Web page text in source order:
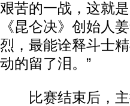
艰苦的一战，这就
《昆仑决》创始人
烈，最能诠释斗士
动的留了泪。”
比赛结束后，主